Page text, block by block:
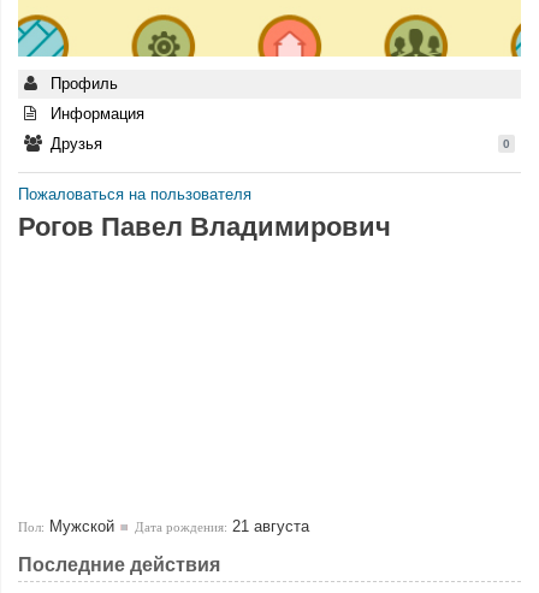
Профиль
Информация
Друзья
0
Пожаловаться на пользователя
Рогов Павел Владимирович
Пол: Мужской Дата рождения: 21 августа
Последние действия